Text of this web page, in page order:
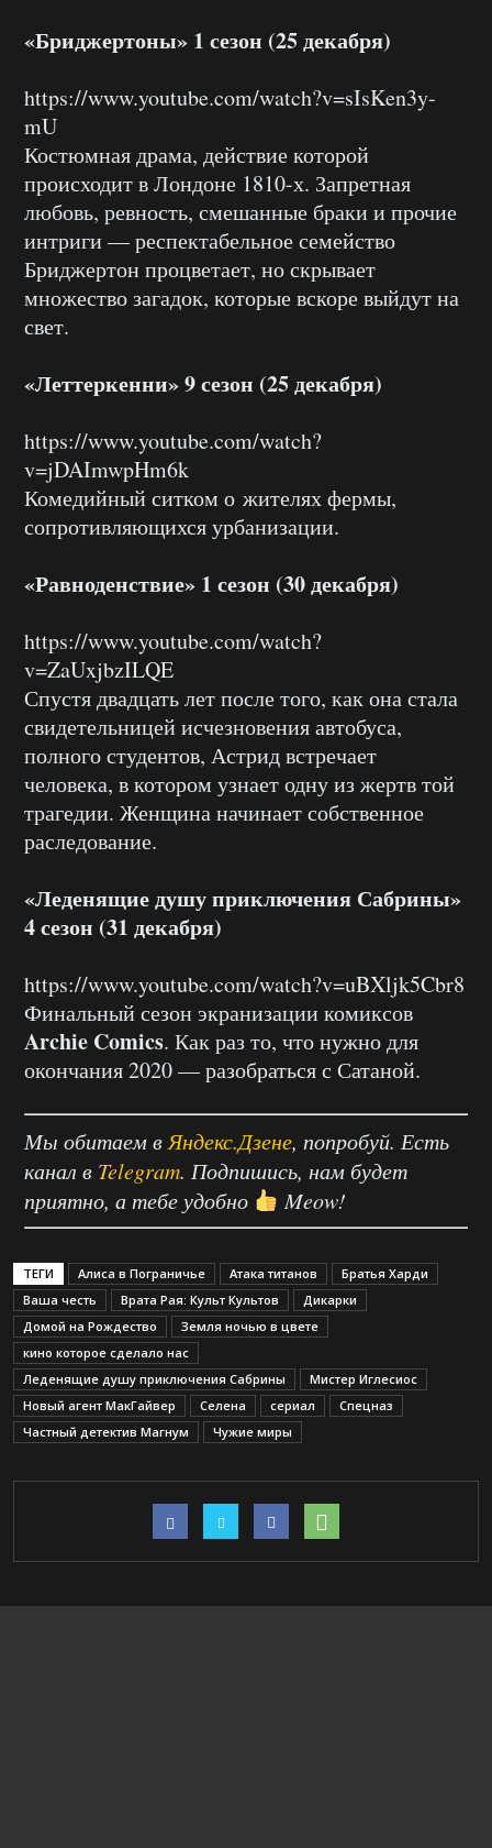
«Бриджертоны» 1 сезон (25 декабря)
https://www.youtube.com/watch?v=sIsKen3y-
mU
Костюмная драма, действие которой
происходит в Лондоне 1810-х. Запретная
любовь, ревность, смешанные браки и прочие
интриги — респектабельное семейство
Бриджертон процветает, но скрывает
множество загадок, которые вскоре выйдут на
свет.
«Леттеркенни» 9 сезон (25 декабря)
https://www.youtube.com/watch?
v=jDAImwpHm6k
Комедийный ситком о жителях фермы,
сопротивляющихся урбанизации.
«Равноденствие» 1 сезон (30 декабря)
https://www.youtube.com/watch?
v=ZaUxjbzILQE
Спустя двадцать лет после того, как она стала
свидетельницей исчезновения автобуса,
полного студентов, Астрид встречает
человека, в котором узнает одну из жертв той
трагедии. Женщина начинает собственное
раследование.
«Леденящие душу приключения Сабрины»
4 сезон (31 декабря)
https://www.youtube.com/watch?v=uBXljk5Cbr8
Финальный сезон экранизации комиксов
Archie Comics. Как раз то, что нужно для
окончания 2020 — разобраться с Сатаной.
Мы обитаем в Яндекс.Дзене, попробуй. Есть
канал в Telegram. Подпишись, нам будет
приятно, а тебе удобно
Meow!
ТЕГИ Алиса в Пограничье Атака титанов
Братья Харди
Ваша честь
Врата Рая: Культ Культов
Дикарки
Домой на Рождество
Земля ночью в цвете
кино которое сделало нас
Леденящие душу приключения Сабрины
Мистер Иглесиос
Новый агент МакГайвер
Селена сериал
Спецназ
Частный детектив Магнум
Чужие миры